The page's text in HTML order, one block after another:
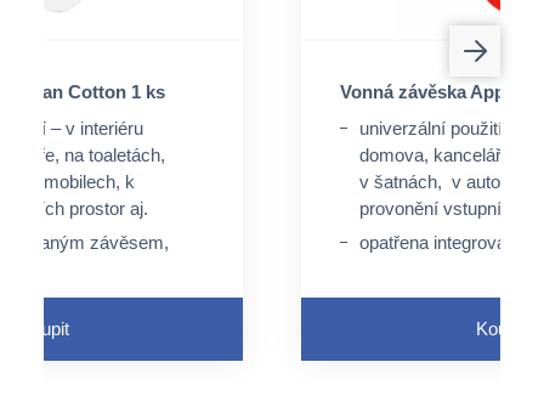
Clean Cotton 1 ks
– v interiéru
na toaletách,
automobilech, k
prostor aj.
závěsem,
otvor a pružný
průtokem tekutin
Koupit
Vonná závěska Apple
univerzální použití – v
domova, kanceláře,
v šatnách, v
provonění vstupních
opatřena
využít perforovaný
neaktivuje se
Koupit